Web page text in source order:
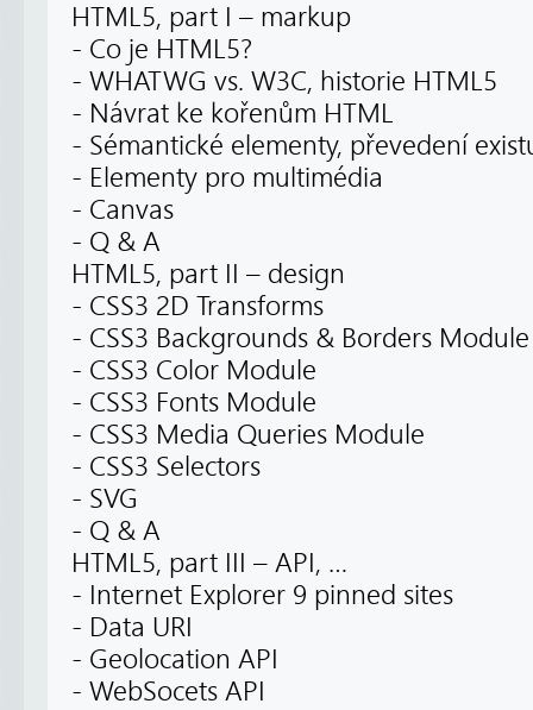
HTML5, part I – markup
- Co je HTML5?
- WHATWG vs. W3C, historie HTML5
- Návrat ke kořenům HTML
- Sémantické elementy, převedení
- Elementy pro multimédia
- Canvas
- Q & A
HTML5, part II – design
- CSS3 2D Transforms
- CSS3 Backgrounds & Borders Module
- CSS3 Color Module
- CSS3 Fonts Module
- CSS3 Media Queries Module
- CSS3 Selectors
- SVG
- Q & A
HTML5, part III – API, …
- Internet Explorer 9 pinned sites
- Data URI
- Geolocation API
- WebSocets API